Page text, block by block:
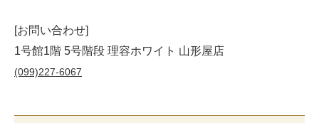
[お問い合わせ]
1号館1階 5号階段 理容ホワイト 山形屋店
(099)227-6067